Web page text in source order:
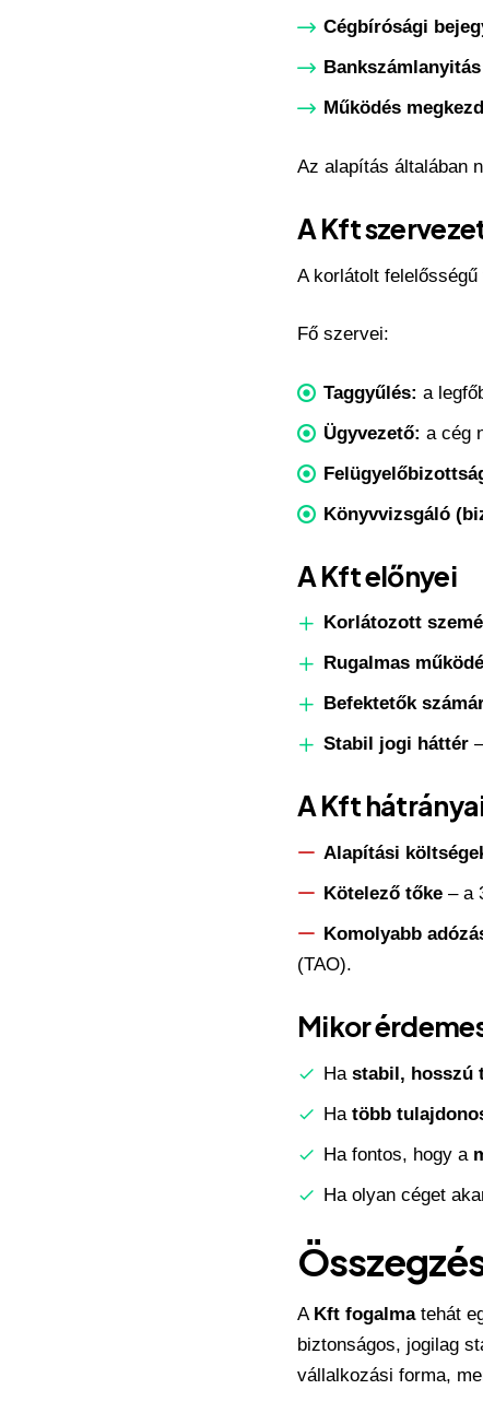
Cégbírósági
Működés
Az alapítás általában
A Kft
A korlátolt
Fő szervei:
Taggyűlés: a
Ügyvezető: a cég
Könyvvizsgáló
A Kft előnyei
Korlátozott
Rugalmas
Befektetők
Stabil jogi háttér
A Kft
Alapítási
Kötelező tőke – a
Komolyabb
(TAO).
Mikor
Ha stabil, hosszú
Ha több
Ha fontos, hogy a
Ha olyan céget
A Kft fogalmatehát
biztonságos, jogilag
vállalkozási forma,